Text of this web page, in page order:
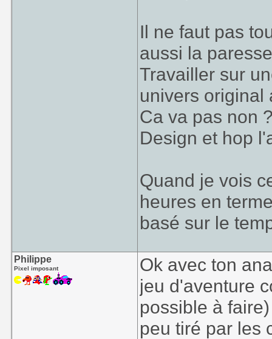
Il ne faut pas
aussi la
Travailler sur
univers original
Ca va pas non
Design et hop
Quand je vois
heures en
basé sur le
Philippe
Pixel imposant
Ok avec ton
jeu d'aventure
possible à
peu tiré par les